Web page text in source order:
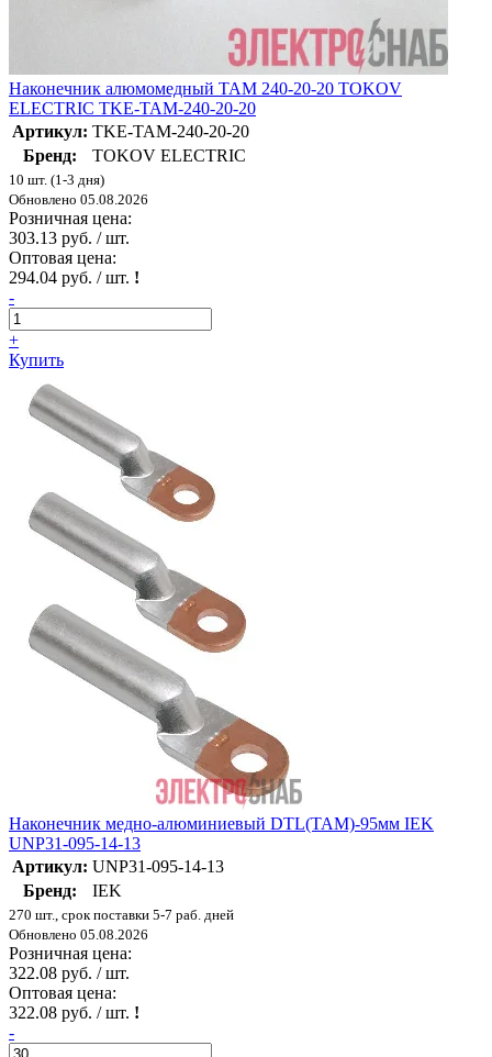
Наконечник алюмомедный ТАМ 240-20-20 TOKOV
ELECTRIC TKE-TAM-240-20-20
Артикул: TKE-TAM-240-20-20
Бренд:
TOKOV ELECTRIC
10 шт. (1-3 дня)
Обновлено 05.08.2026
Розничная цена:
303.13 руб. / шт.
Оптовая цена:
294.04 руб. / шт. !
-
+
Купить
Наконечник медно-алюминиевый DTL(ТАМ)-95мм IEK
UNP31-095-14-13
Артикул: UNP31-095-14-13
Бренд:
IEK
270 шт., срок поставки 5-7 раб. дней
Обновлено 05.08.2026
Розничная цена:
322.08 руб. / шт.
Оптовая цена:
322.08 руб. / шт. !
-